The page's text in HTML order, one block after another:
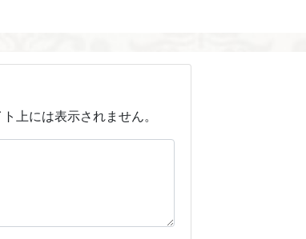
上には表示されません。